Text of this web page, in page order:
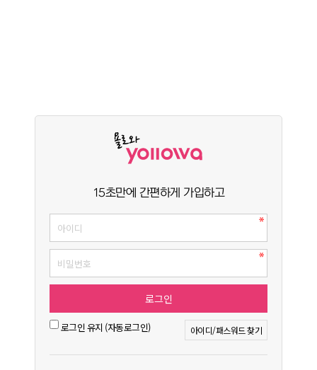
15초만에 간편하게 가입하고
로그인 유지 (자동로그인) 아이디/패스워드 찾기